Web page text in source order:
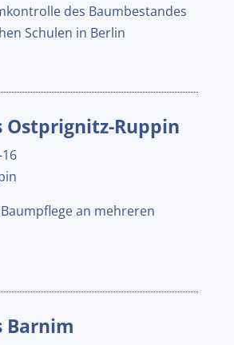
des Baumbestandes
Schulen in Berlin
Ostprignitz-Ruppin
an mehreren
Barnim